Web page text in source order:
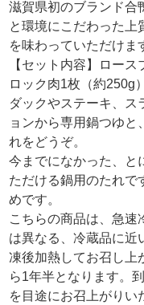
滋賀県初のブランド合
と環境にこだわった上
を味わっていただけま
【セット内容】ロー
ロック肉1枚（約250g
ダックやステーキ、ス
ョンから専用鍋つゆ
れをどうぞ。
今までになかった、と
ただける鍋用のたれで
めです。
こちらの商品は、急速
は異なる、冷蔵品に近
凍後加熱してお召し上
ら1年半となります。
を目途にお召上がりい